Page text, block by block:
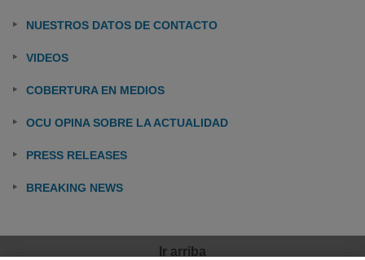
NUESTROS DATOS DE CONTACTO
VIDEOS
COBERTURA EN MEDIOS
OCU OPINA SOBRE LA ACTUALIDAD
PRESS RELEASES
BREAKING NEWS
Ir arriba